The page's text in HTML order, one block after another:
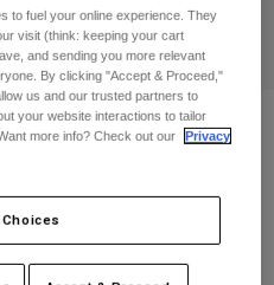
Jersey
to fuel your online experience. They
visit (think: keeping your cart
and sending you more relevant
By clicking "Accept & Proceed,"
us and our trusted partners to
your website interactions to tailor
more info? Check out our
Privacy